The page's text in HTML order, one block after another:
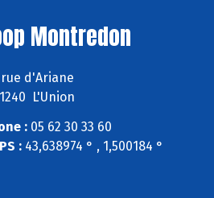
Montredon
d'Ariane
L'Union
: 05 62 30 33 60
: 43,638974 ° , 1,500184 °